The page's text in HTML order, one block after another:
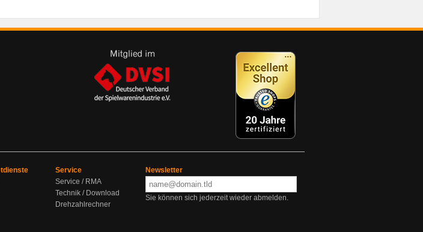
Service
Service / RMA
Technik / Download
Drehzahlrechner
Newsletter
Sie können sich jederzeit wieder abmelden.